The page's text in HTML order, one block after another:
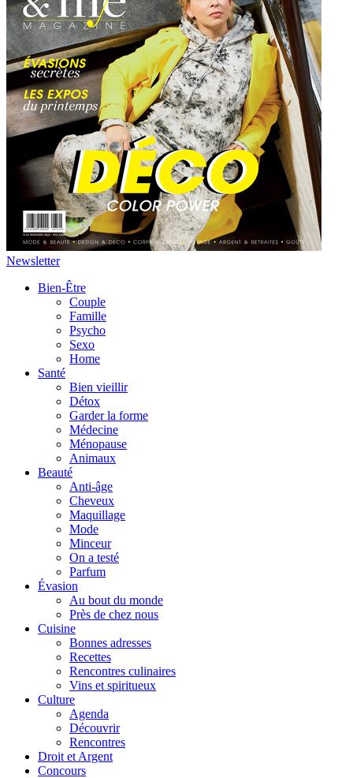
Newsletter
Bien-Être
Couple
Famille
Psycho
Sexo
Home
Santé
Bien vieillir
Détox
Garder la forme
Médecine
Ménopause
Animaux
Beauté
Anti-âge
Cheveux
Maquillage
Mode
Minceur
On a testé
Parfum
Évasion
Au bout du monde
Près de chez nous
Cuisine
Bonnes adresses
Recettes
Rencontres culinaires
Vins et spiritueux
Culture
Agenda
Découvrir
Rencontres
Droit et Argent
Concours